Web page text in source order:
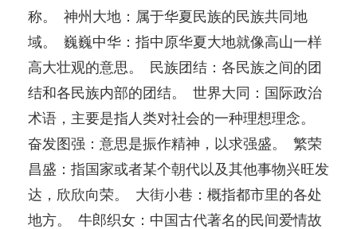
称。 神州大地：属于华夏民族的民族共同地
域。 巍巍中华：指中原华夏大地就像高山一样
高大壮观的意思。 民族团结：各民族之间的团
结和各民族内部的团结。 世界大同：国际政治
术语，主要是指人类对社会的一种理想理念。
奋发图强：意思是振作精神，以求强盛。 繁荣
昌盛：指国家或者某个朝代以及其他事物兴旺发
达，欣欣向荣。 大街小巷：概指都市里的各处
地方。 牛郎织女：中国古代著名的民间爱情故